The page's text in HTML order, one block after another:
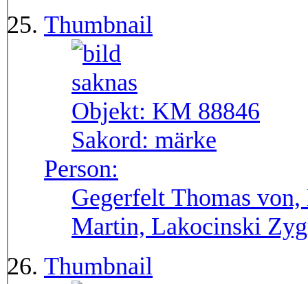
Thumbnail
Objekt: KM 88846
Sakord: märke
Person:
Gegerfelt Thomas
Martin, Lakocinski
Thumbnail